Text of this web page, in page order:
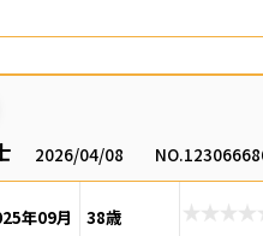
2026/04/08
年09月 38歳